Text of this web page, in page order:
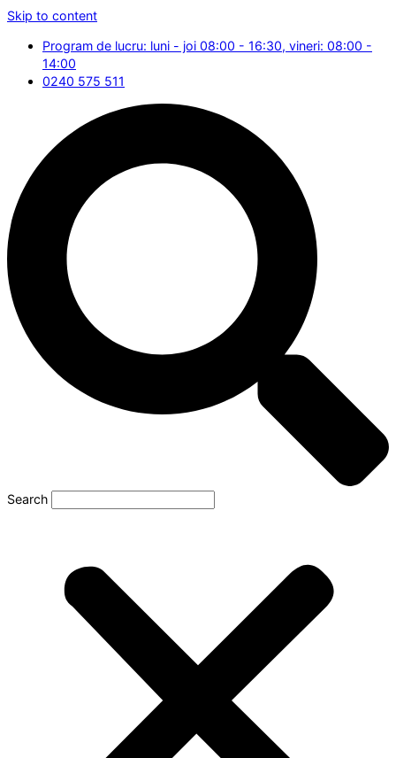
Skip to content
Program de lucru: luni - joi 08:00 - 16:30, vineri: 08:00 -
14:00
0240 575 511
Search